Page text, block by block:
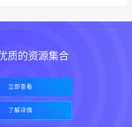
质的资源集合
立即查看
了解详情